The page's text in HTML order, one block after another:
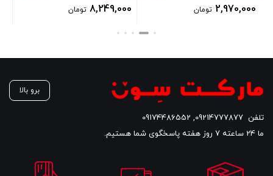
اصلی2,970,000 تومان
2,970,000 تومان
اصلی8,249,000 تومان
8,249,000 تومان
برو بالا
تلفن 09214777877
,
09174486552
ما 24 ساعته 7 روز هفته پاسخگوی شما هستیم.